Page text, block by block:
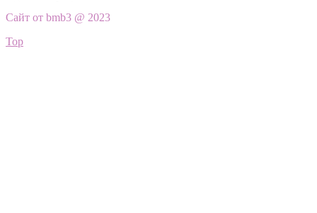
Сайт от bmb3 @ 2023
Top